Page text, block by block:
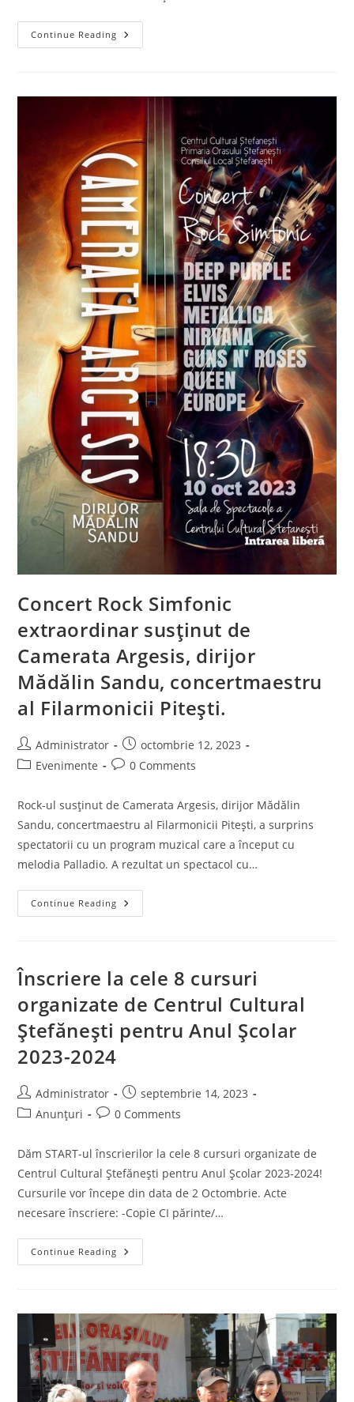
Continue Reading „Zilele
Orașului
Concert Rock Simfonic
extraordinar susținut de
Camerata Argesis, dirijor
Mădălin Sandu, concertmaestru
al Filarmonicii Piteşti.
Post
author:
Administrator
Post
published:
octombrie 12, 2023
PostEvenimente
Post0 Comments
Rock-ul susținut de Camerata Argesis, dirijor Mădălin
Sandu, concertmaestru al Filarmonicii Piteşti, a surprins
spectatorii cu un program muzical care a început cu
melodia Palladio. A rezultat un spectacol cu…
Continue Reading Concert
Rock
Camerata
Argesis,
Mădălin
Sandu,
Concertmaestru
Al
Filarmonicii
Înscriere la cele 8 cursuri
organizate de Centrul Cultural
Ștefănești pentru Anul Școlar
2023-2024
Post
author:
Administrator
Post
published:
septembrie 14, 2023
PostAnunțuri
Post0 Comments
Dăm START-ul înscrierilor la cele 8 cursuri organizate de
Centrul Cultural Ștefănești pentru Anul Școlar 2023-2024!
Cursurile vor începe din data de 2 Octombrie. Acte
necesare înscriere: -Copie CI părinte/…
Continue Reading Înscriere
La
De
Centrul
Cultural
Ștefănești
Pentru
Anul
Școlar
2023-